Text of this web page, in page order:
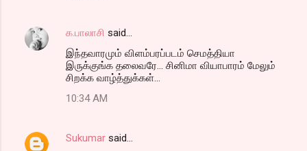
க.பாலாசி said…
இந்தவாரமும் விளம்பரப்படம் செமத்தியா
இருக்குங்க தலைவரே... சினிமா வியாபாரம் மேலும்
சிறக்க வாழ்த்துக்கள்...
10:34 AM
Sukumar said…